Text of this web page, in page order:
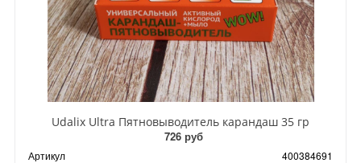
Udalix Ultra Пятновыводитель карандаш 35 гр
726 руб
Артикул
400384691